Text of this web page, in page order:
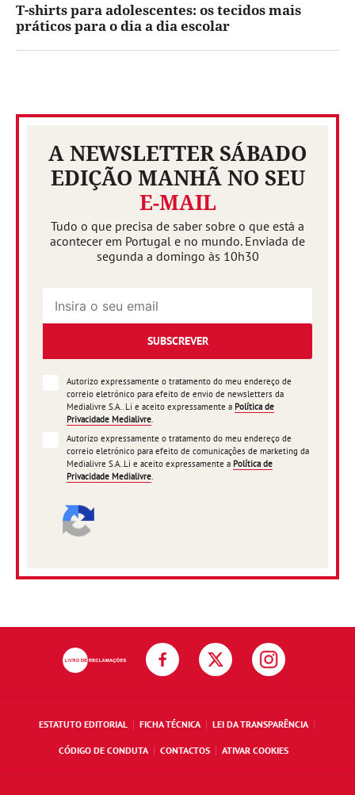
T-shirts para adolescentes: os tecidos mais
práticos para o dia a dia escolar
A NEWSLETTER SÁBADO
EDIÇÃO MANHÃ NO SEU
E-MAIL
Tudo o que precisa de saber sobre o que está a
acontecer em Portugal e no mundo. Enviada de
segunda a domingo às 10h30
SUBSCREVER
Autorizo expressamente o tratamento do meu endereço de
correio eletrónico para efeito de envio de newsletters da
Medialivre S.A.. Li e aceito expressamente a Política de
Privacidade Medialivre.
Autorizo expressamente o tratamento do meu endereço de
correio eletrónico para efeito de comunicações de marketing da
Medialivre S.A..Li e aceito expressamente a Política de
Privacidade Medialivre.
ESTATUTO EDITORIAL FICHA TÉCNICA LEI DA TRANSPARÊNCIA
CÓDIGO DE CONDUTA CONTACTOS ATIVAR COOKIES